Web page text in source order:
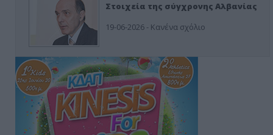
Στοιχεία της σύγχρονης Αλβανίας
19-06-2026 - Κανένα σχόλιο